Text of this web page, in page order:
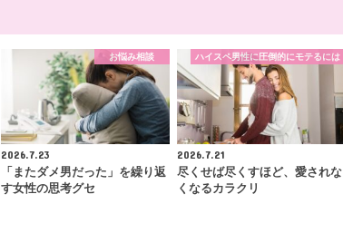
お悩み相談
2026.7.23
「またダメ男だった」を繰り返
す女性の思考グセ
ハイスペ男性に圧倒的にモテるには
2026.7.21
尽くせば尽くすほど、愛されな
くなるカラクリ